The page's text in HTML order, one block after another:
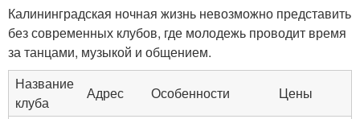
Калининградская ночная жизнь невозможно представить
без современных клубов, где молодежь проводит время
за танцами, музыкой и общением.
Название
клуба
Адрес Особенности Цены